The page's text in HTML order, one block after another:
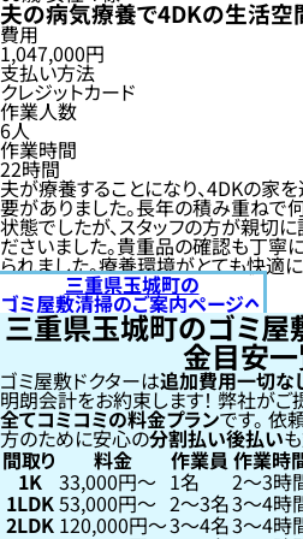
夫の病気療養で4DKの生活空
費用
1,047,000円
支払い方法
クレジットカード
作業人数
6人
作業時間
22時間
夫が療養することになり、4DKの家
要がありました。長年の積み重ねで
状態でしたが、スタッフの方が親切
ださいました。貴重品の確認も丁寧
られました。療養環境がとても快適
三重県玉城町の
ゴミ屋敷清掃のご案内ページへ
三重県玉城町のゴミ屋
金目安
ゴミ屋敷ドクターは追加費用一切な
明朗会計をお約束します！弊社がご
全てコミコミの料金プランです。依
方のために安心の分割払い後払い
間取り 料金 作業員 作業時
1K 33,000円〜 1名 2〜3時
1LDK53,000円〜 2〜3名3〜4時
2LDK 120,000円〜3〜4名3〜4時